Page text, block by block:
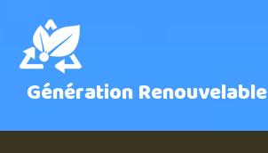
Génération Renouvelable